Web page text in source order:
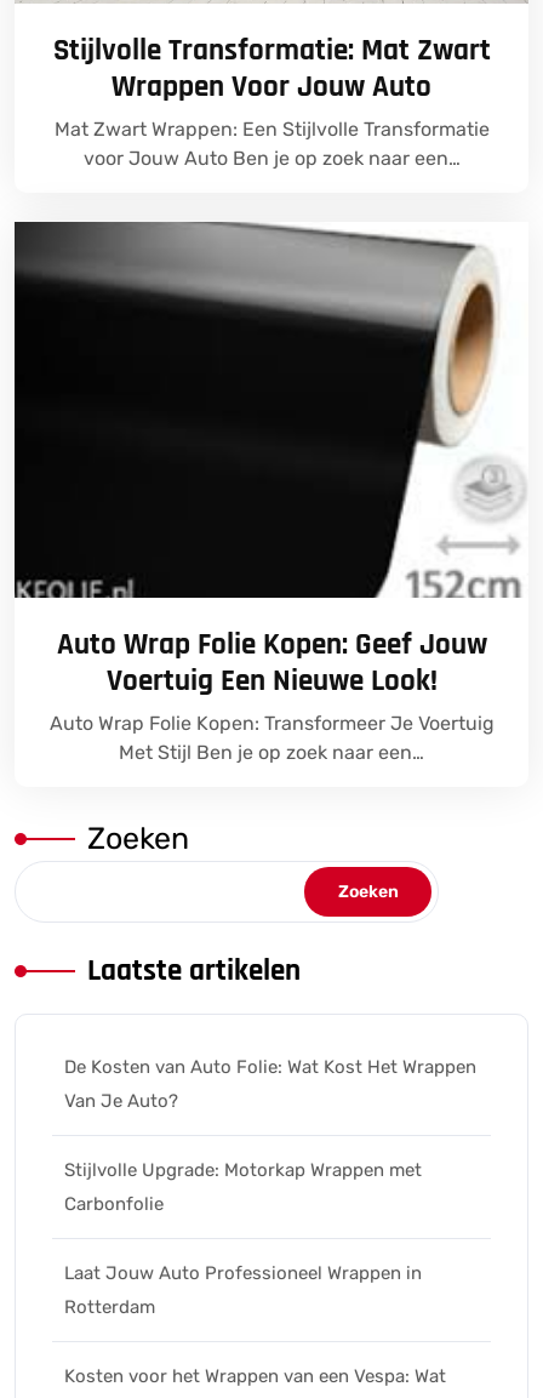
Stijlvolle Transformatie: Mat Zwart
Wrappen Voor Jouw Auto
Mat Zwart Wrappen: Een Stijlvolle Transformatie
voor Jouw Auto Ben je op zoek naar een…
Auto Wrap Folie Kopen: Geef Jouw
Voertuig Een Nieuwe Look!
Auto Wrap Folie Kopen: Transformeer Je Voertuig
Met Stijl Ben je op zoek naar een…
Zoeken
Zoeken
Laatste artikelen
De Kosten van Auto Folie: Wat Kost Het Wrappen
Van Je Auto?
Stijlvolle Upgrade: Motorkap Wrappen met
Carbonfolie
Laat Jouw Auto Professioneel Wrappen in
Rotterdam
Kosten voor het Wrappen van een Vespa: Wat